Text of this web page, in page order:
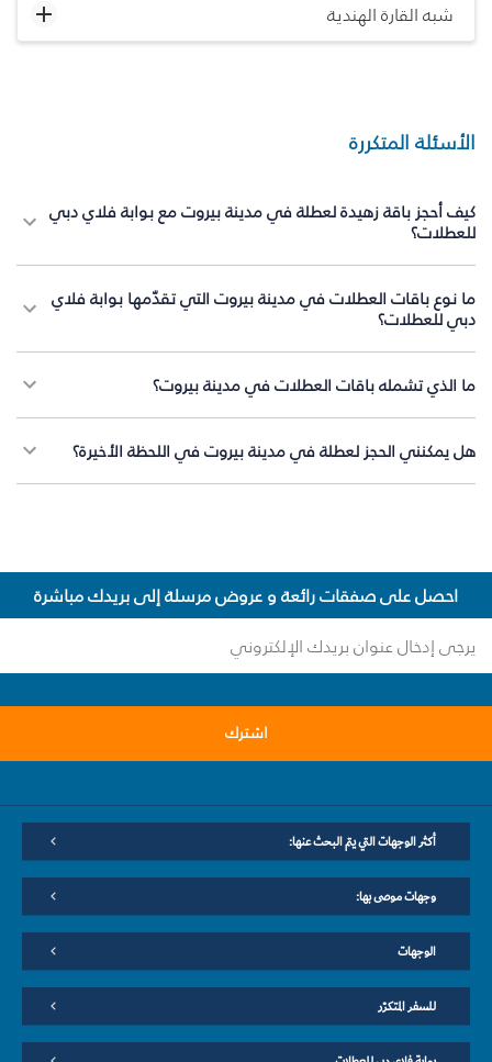
شبه القارة الهندية
الأسئلة المتكررة
كيف أحجز باقة زهيدة لعطلة في مدينة بيروت مع بوابة فلاي دبي
للعطلات؟
ما نوع باقات العطلات في مدينة بيروت التي تقدّمها بوابة فلاي
دبي للعطلات؟
ما الذي تشمله باقات العطلات في مدينة بيروت؟
هل يمكنني الحجز لعطلة في مدينة بيروت في اللحظة الأخيرة؟
احصل على صفقات رائعة و عروض مرسلة إلى بريدك مباشرة
اشترك
أكثر الوجهات التي يتم البحث عنها:
وجهات موصى بها:
الوجهات
للسفر المتكرّر